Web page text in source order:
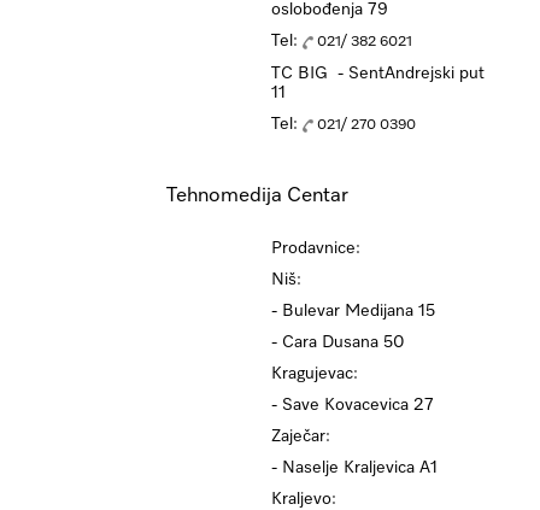
oslobođenja 79
Tel:
021/ 382 6021
TC BIG - SentAndrejski put
11
Tel:
021/ 270 0390
Tehnomedija Centar
Prodavnice:
Niš:
- Bulevar Medijana 15
- Cara Dusana 50
Kragujevac:
- Save Kovacevica 27
Zaječar:
- Naselje Kraljevica A1
Kraljevo: